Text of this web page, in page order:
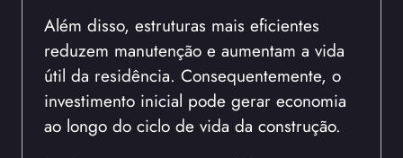
Além disso, estruturas mais eficientes
reduzem manutenção e aumentam a vida
útil da residência. Consequentemente, o
investimento inicial pode gerar economia
ao longo do ciclo de vida da construção.